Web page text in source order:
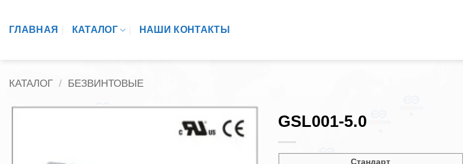
ГЛАВНАЯ КАТАЛОГ НАШИ КОНТАКТЫ
КАТАЛОГ / БЕЗВИНТОВЫЕ
GSL001-5.0
Стандарт